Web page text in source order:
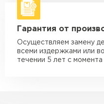
Манипулятор до 5 тн
макс. длина груза 5 м
Манипулятор до 10 тн
макс. длина груза 10 м
Манипулятор до 15 тн
Гарантия от
Осуществляем замену
всеми издержками или
течении 5 лет с момента